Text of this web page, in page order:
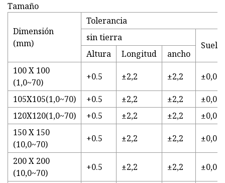
Tamaño
Dimensión
(mm)
Tolerancia
sin tierra
Suelo
Altura Longitud
ancho
100 X 100
(1,0~70)
+0.5 ±2,2 ±2,2 ±0,01
105X105(1,0~70) +0.5 ±2,2 ±2,2
±0,01
120X120(1,0~70)
+0.5 ±2,2 ±2,2
±0,01
150 X 150
(10,0~70)
+0.5 ±2,2 ±2,2 ±0,01
200 X 200
(10,0~70)
+0.5 ±2,2 ±2,2 ±0,01